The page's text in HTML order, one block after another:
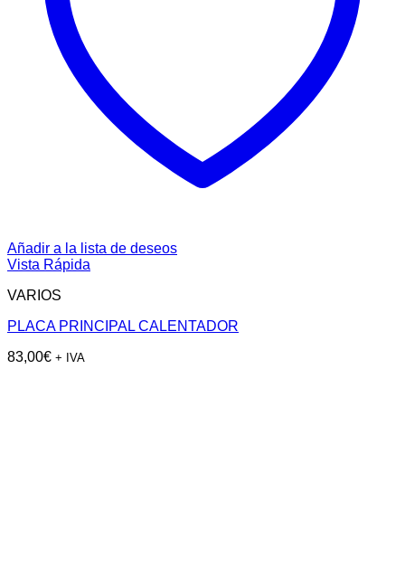
Añadir a la lista de deseos
Vista Rápida
VARIOS
PLACA PRINCIPAL CALENTADOR
83,00€ + IVA